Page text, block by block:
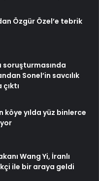
Özgür Özel’e tebrik
soruşturmasında
Sonel’in savcılık
köye yılda yüz binlerce
Wang Yi, İranlı
ile bir araya geldi